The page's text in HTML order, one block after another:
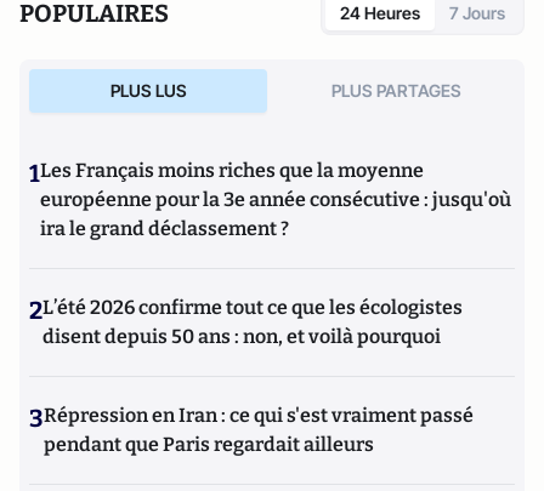
POPULAIRES 24 Heures 7 Jours
PLUS LUS PLUS PARTAGES
1Les Français moins riches que la moyenne
européenne pour la 3e année consécutive : jusqu'où
ira le grand déclassement ?
2L’été 2026 confirme tout ce que les écologistes
disent depuis 50 ans : non, et voilà pourquoi
3Répression en Iran : ce qui s'est vraiment passé
pendant que Paris regardait ailleurs